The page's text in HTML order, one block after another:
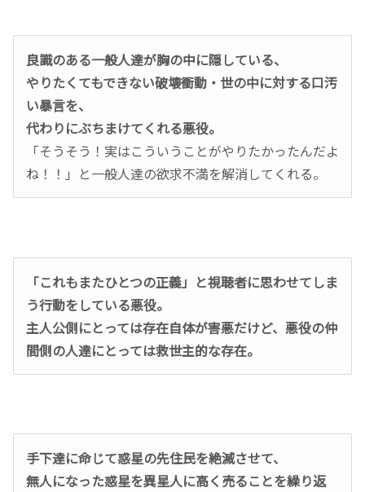
良識のある一般人達が胸の中に隠している、
やりたくてもできない破壊衝動・世の中に対する口汚
い暴言を、
代わりにぶちまけてくれる悪役。
「そうそう！実はこういうことがやりたかったんだよ
ね！！」と一般人達の欲求不満を解消してくれる。
「これもまたひとつの正義」と視聴者に思わせてしま
う行動をしている悪役。
主人公側にとっては存在自体が害悪だけど、悪役の仲
間側の人達にとっては救世主的な存在。
手下達に命じて惑星の先住民を絶滅させて、
無人になった惑星を異星人に高く売ることを繰り返